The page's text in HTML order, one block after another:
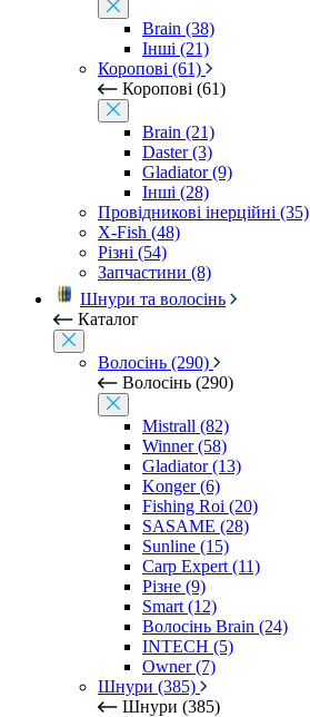
Brain (38)
Інші (21)
Коропові (61)
Коропові (61)
Brain (21)
Daster (3)
Gladiator (9)
Інші (28)
Провідникові інерційні (35)
X-Fish (48)
Різні (54)
Запчастини (8)
Шнури та волосінь
Каталог
Волосінь (290)
Волосінь (290)
Mistrall (82)
Winner (58)
Gladiator (13)
Konger (6)
Fishing Roi (20)
SASAME (28)
Sunline (15)
Carp Expert (11)
Різне (9)
Smart (12)
Волосінь Brain (24)
INTECH (5)
Owner (7)
Шнури (385)
Шнури (385)